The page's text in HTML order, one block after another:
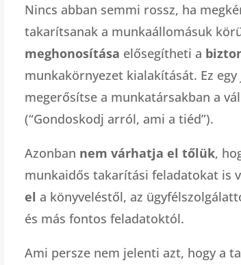
Nincs abban semmi rossz, ha
takarítsanak a munkaállomásuk
meghonosítása elősegítheti a
munkakörnyezet kialakítását. Ez
megerősítse a munkatársakban a
(“Gondoskodj arról, ami a tiéd”).
Azonban nem várhatja el tőlük,
munkaidős takarítási feladatokat is
el a könyveléstől, az
és más fontos feladatoktól.
Ami persze nem jelenti azt, hogy a